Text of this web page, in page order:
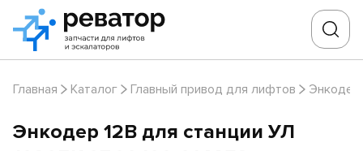
Главная Каталог Главный привод для лифтов
Энкодер 12В для станции УЛ